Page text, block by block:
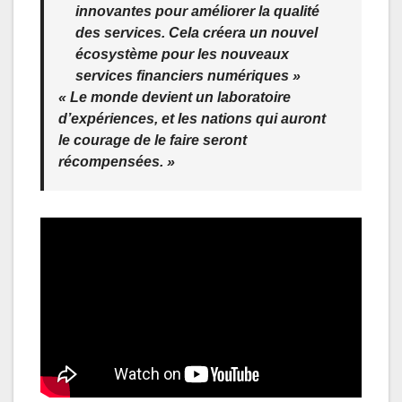
innovantes pour améliorer la qualité
des services. Cela créera un nouvel
écosystème pour les nouveaux
services financiers numériques »
« Le monde devient un laboratoire
d’expériences, et les nations qui auront
le courage de le faire seront
récompensées. »